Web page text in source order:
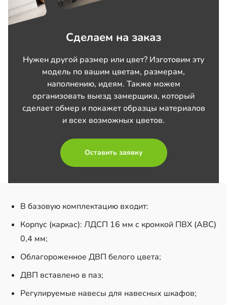
Сделаем на заказ
Нужен другой размер или цвет? Изготовим эту
модель по вашим цветам, размерам,
наполнению, идеям. Также можем
организовать выезд замерщика, который
сделает обмер и покажет образцы материалов
и всех возможных цветов.
Оставить заявку
В базовую комплектацию входит:
Корпус (каркас): ЛДСП 16 мм с кромкой ПВХ (АBC)
0,4 мм;
Облагороженное ДВП белого цвета;
ДВП вставлено в паз;
Регулируемые навесы для навесных шкафов;